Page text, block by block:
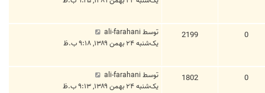
0
2199 توسط ali-farahani
یک‌شنبه ۲۴ بهمن ۱۳۸۹, ۹:۱۸ ب.ظ
0
1802 توسط ali-farahani
یک‌شنبه ۲۴ بهمن ۱۳۸۹, ۹:۱۳ ب.ظ